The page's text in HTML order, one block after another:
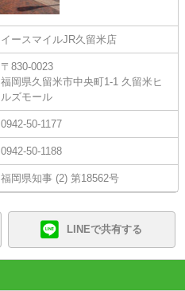
イースマイルJR久留米店
〒830-0023
福岡県久留米市中央町1-1 久留米ヒ
ルズモール
0942-50-1177
0942-50-1188
福岡県知事 (2) 第18562号
LINEで共有する